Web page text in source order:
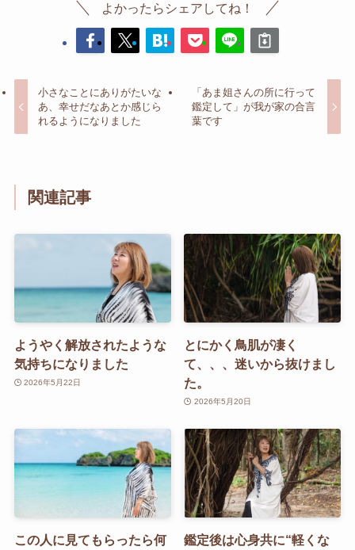
よかったらシェアしてね！
小さなことにありがたいな
あ、幸せだなあとか感じら
れるようになりました
「あま姐さんの所に行って
鑑定して」が我が家の合言
葉です
関連記事
ようやく解放されたような
気持ちになりました
2026年5月22日
とにかく鳥肌が凄く
て、、、迷いから抜けまし
た。
2026年5月20日
この人に見てもらったら何
鑑定後は心身共に“軽くな